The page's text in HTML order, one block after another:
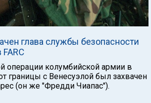
глава службы безопасности
операции колумбийской армии в
границы с Венесуэлой был захвачен
(он же "Фредди Чиапас").